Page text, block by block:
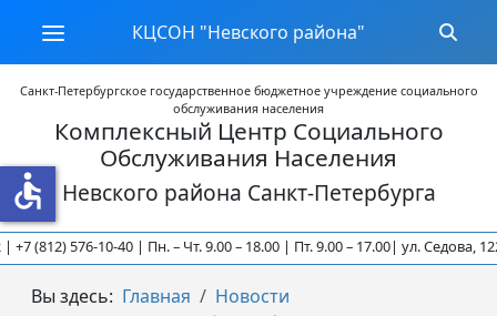
КЦСОН "Невского района"
Санкт-Петербургское государственное бюджетное учреждение социального
обслуживания населения
Комплексный Центр Социального
Обслуживания Населения
Невского района Санкт-Петербурга
(812) 576-10-40 | Пн. – Чт. 9.00 – 18.00 | Пт. 9.00 – 17.00| ул. Седова, 122
Вы здесь: Главная
Новости
accessible